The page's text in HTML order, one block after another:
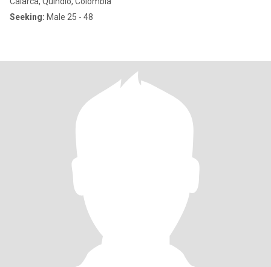
Seeking: Male 25 - 48